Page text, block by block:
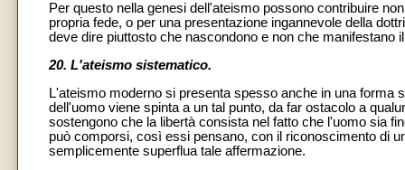
Per questo nella genesi dell'ateismo possono contribuire
propria fede, o per una presentazione ingannevole della
deve dire piuttosto che nascondono e non che manifestano
20. L'ateismo sistematico.
L'ateismo moderno si presenta spesso anche in una forma
dell'uomo viene spinta a un tal punto, da far ostacolo a
sostengono che la libertà consista nel fatto che l'uomo sia
può comporsi, così essi pensano, con il riconoscimento di
semplicemente superflua tale affermazione.